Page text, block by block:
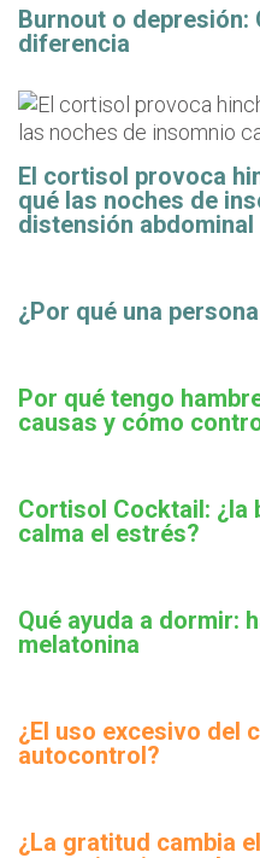
Burnout o
diferencia
El cortisol provoca
qué las noches de
distensión abdominal
¿Por qué una
Por qué tengo
causas y cómo
Cortisol Cocktail: ¿la
calma el estrés?
Qué ayuda a dormir:
melatonina
¿El uso excesivo del
autocontrol?
¿La gratitud cambia